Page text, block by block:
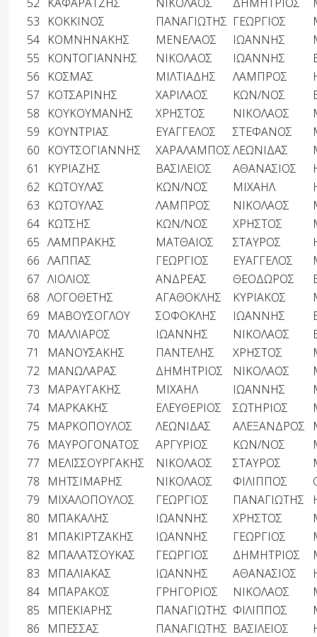
53
ΚΟΚΚΙΝΟΣ ΠΑΝΑΓΙΩΤΗΣ ΓΕΩΡΓΙΟΣ
54 ΚΟΜΝΗΝΑΚΗΣ ΜΕΝΕΛΑΟΣ ΙΩΑΝΝΗΣ
55
ΚΟΝΤΟΓΙΑΝΝΗΣ ΝΙΚΟΛΑΟΣ ΙΩΑΝΝΗΣ
56
ΚΟΣΜΑΣ ΜΙΛΤΙΑΔΗΣ ΛΑΜΠΡΟΣ
57
ΚΟΤΣΑΡΙΝΗΣ ΧΑΡΙΛΑΟΣ ΚΩΝ/ΝΟΣ
58
ΚΟΥΚΟΥΜΑΝΗΣ ΧΡΗΣΤΟΣ ΝΙΚΟΛΑΟΣ
59
ΚΟΥΝΤΡΙΑΣ ΕΥΑΓΓΕΛΟΣ ΣΤΕΦΑΝΟΣ
60
ΚΟΥΤΣΟΓΙΑΝΝΗΣ ΧΑΡΑΛΑΜΠΟΣΛΕΩΝΙΔΑΣ
61
ΚΥΡΙΑΖΗΣ ΒΑΣΙΛΕΙΟΣ ΑΘΑΝΑΣΙΟΣ
62 ΚΩΤΟΥΛΑΣ ΚΩΝ/ΝΟΣ ΜΙΧΑΗΛ
63
ΚΩΤΟΥΛΑΣ ΛΑΜΠΡΟΣ ΝΙΚΟΛΑΟΣ
64 ΚΩΤΣΗΣ ΚΩΝ/ΝΟΣ ΧΡΗΣΤΟΣ
65 ΛΑΜΠΡΑΚΗΣ ΜΑΤΘΑΙΟΣ ΣΤΑΥΡΟΣ
66 ΛΑΠΠΑΣ ΓΕΩΡΓΙΟΣ ΕΥΑΓΓΕΛΟΣ
67 ΛΙΟΛΙΟΣ ΑΝΔΡΕΑΣ ΘΕΟΔΩΡΟΣ
68 ΛΟΓΟΘΕΤΗΣ ΑΓΑΘΟΚΛΗΣ ΚΥΡΙΑΚΟΣ
69
ΜΑΒΟΥΣΟΓΛΟΥ ΣΟΦΟΚΛΗΣ ΙΩΑΝΝΗΣ
70
ΜΑΛΛΙΑΡΟΣ ΙΩΑΝΝΗΣ ΝΙΚΟΛΑΟΣ
71
ΜΑΝΟΥΣΑΚΗΣ ΠΑΝΤΕΛΗΣ ΧΡΗΣΤΟΣ
72 ΜΑΝΩΛΑΡΑΣ ΔΗΜΗΤΡΙΟΣ ΝΙΚΟΛΑΟΣ
73
ΜΑΡΑΥΓΑΚΗΣ ΜΙΧΑΗΛ ΙΩΑΝΝΗΣ
74 ΜΑΡΚΑΚΗΣ ΕΛΕΥΘΕΡΙΟΣ ΣΩΤΗΡΙΟΣ
75
ΜΑΡΚΟΠΟΥΛΟΣ ΛΕΩΝΙΔΑΣ ΑΛΕΞΑΝΔΡΟΣ
76
ΜΑΥΡΟΓΟΝΑΤΟΣ ΑΡΓΥΡΙΟΣ ΚΩΝ/ΝΟΣ
77
ΜΕΛΙΣΣΟΥΡΓΑΚΗΣ ΝΙΚΟΛΑΟΣ ΣΤΑΥΡΟΣ
78
ΜΗΤΣΙΜΑΡΗΣ ΝΙΚΟΛΑΟΣ ΦΙΛΙΠΠΟΣ
79
ΜΙΧΑΛΟΠΟΥΛΟΣ ΓΕΩΡΓΙΟΣ ΠΑΝΑΓΙΩΤΗΣ
80
ΜΠΑΚΑΛΗΣ ΙΩΑΝΝΗΣ ΧΡΗΣΤΟΣ
81
ΜΠΑΚΙΡΤΖΑΚΗΣ ΙΩΑΝΝΗΣ ΓΕΩΡΓΙΟΣ
82 ΜΠΑΛΑΤΣΟΥΚΑΣ ΓΕΩΡΓΙΟΣ ΔΗΜΗΤΡΙΟΣ
83
ΜΠΑΛΙΑΚΑΣ ΙΩΑΝΝΗΣ ΑΘΑΝΑΣΙΟΣ
84 ΜΠΑΡΑΚΟΣ ΓΡΗΓΟΡΙΟΣ ΝΙΚΟΛΑΟΣ
85
ΜΠΕΚΙΑΡΗΣ ΠΑΝΑΓΙΩΤΗΣ ΦΙΛΙΠΠΟΣ
86
ΜΠΕΣΣΑΣ ΠΑΝΑΓΙΩΤΗΣ ΒΑΣΙΛΕΙΟΣ